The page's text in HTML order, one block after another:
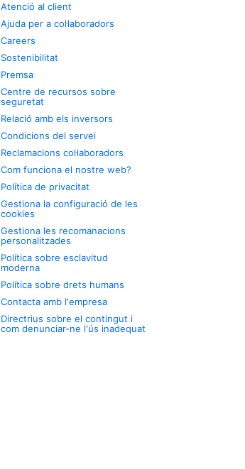
Atenció al client
Ajuda per a col·laboradors
Careers
Sostenibilitat
Premsa
Centre de recursos sobre
seguretat
Relació amb els inversors
Condicions del servei
Reclamacions col·laboradors
Com funciona el nostre web?
Política de privacitat
Gestiona la configuració de les
cookies
Gestiona les recomanacions
personalitzades
Política sobre esclavitud
moderna
Política sobre drets humans
Contacta amb l'empresa
Directrius sobre el contingut i
com denunciar-ne l'ús inadequat